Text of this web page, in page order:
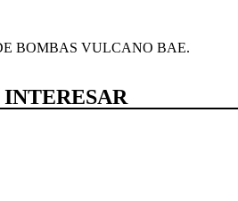
BOMBAS VULCANO BAE.